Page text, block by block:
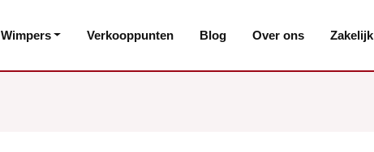
Wimpers Verkooppunten Blog Over ons Zakelijk